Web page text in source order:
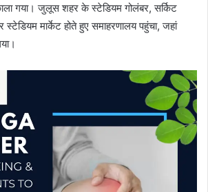
गया। जुलूस शहर के स्टेडियम गोलंबर, सर्किट
मार्केट होते हुए समाहरणालय पहुंचा, जहां